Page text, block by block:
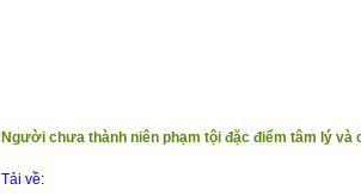
Người chưa thành niên phạm tội đặc điểm tâm lý và
Tải về: